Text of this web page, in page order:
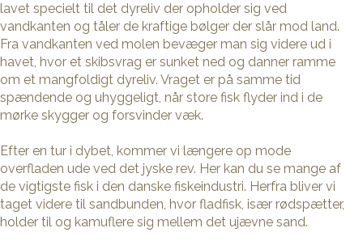
lavet specielt til det dyreliv der opholder sig ved
vandkanten og tåler de kraftige bølger der slår mod land.
Fra vandkanten ved molen bevæger man sig videre ud i
havet, hvor et skibsvrag er sunket ned og danner ramme
om et mangfoldigt dyreliv. Vraget er på samme tid
spændende og uhyggeligt, når store fisk flyder ind i de
mørke skygger og forsvinder væk.
Efter en tur i dybet, kommer vi længere op mode
overfladen ude ved det jyske rev. Her kan du se mange af
de vigtigste fisk i den danske fiskeindustri. Herfra bliver vi
taget videre til sandbunden, hvor fladfisk, især rødspætter,
holder til og kamuflere sig mellem det ujævne sand.